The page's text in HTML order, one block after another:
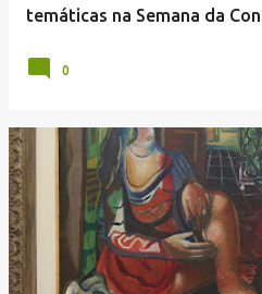
temáticas na Semana da
0